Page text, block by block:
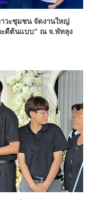
วะชุมชน จัดงานใหญ่
ะดีต้นแบบ” ณ จ.พัทลุง